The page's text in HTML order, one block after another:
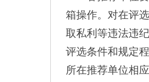
箱操作。对在评
取私利等违法违
评选条件和规定
所在推荐单位相